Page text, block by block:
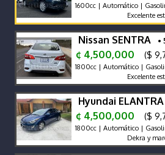
1600cc | Automático |
Excelente
Nissan SENTRA •
¢ 4,500,000
($
1800cc | Automático |
Excelente
Hyundai ELANTRA
¢ 4,500,000
($
1800cc | Automático |
Dekra y